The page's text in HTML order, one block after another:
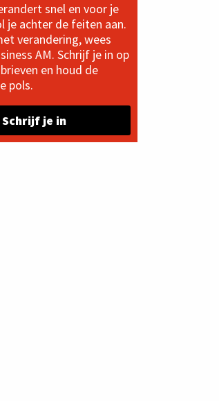
snel en voor je
je achter de feiten aan.
verandering, wees
AM. Schrijf je in op
en houd de
pols.
Schrijf je in